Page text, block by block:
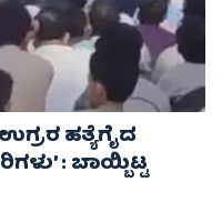
ಹತ್ಯೆಗೈದ
: ಬಾಯ್ಬಿಟ್ಟ